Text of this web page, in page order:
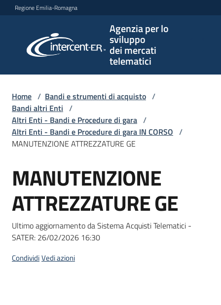
Vai al contenuto
Vai alla navigazione
Vai al footer
Regione Emilia-Romagna
Agenzia per lo
sviluppo
dei mercati
telematici
per lo
sviluppo
telematici
L'Agenzia
Bandi
strumenti
acquisto
Home / Bandi e strumenti di acquisto /
Bandi altri Enti /
Altri Enti - Bandi e Procedure di gara /
Altri Enti - Bandi e Procedure di gara IN CORSO /
MANUTENZIONE ATTREZZATURE GE
Salta al contenuto
MANUTENZIONE
ATTREZZATURE GE
Ultimo aggiornamento da Sistema Acquisti Telematici -
SATER: 26/02/2026 16:30
CondividiVedi azioni